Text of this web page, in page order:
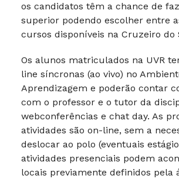
os candidatos têm a chance de
superior podendo escolher entre
cursos disponíveis na Cruzeiro do
Os alunos matriculados na UVR
line síncronas (ao vivo) no
Aprendizagem e poderão contar
com o professor e o tutor da
webconferências e chat day. As
atividades são on-line, sem a
deslocar ao polo (eventuais
atividades presenciais podem
locais previamente definidos pela